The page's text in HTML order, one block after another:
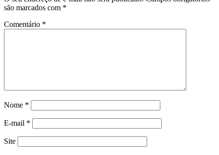
são marcados com *
Comentário *
Nome *
E-mail *
Site